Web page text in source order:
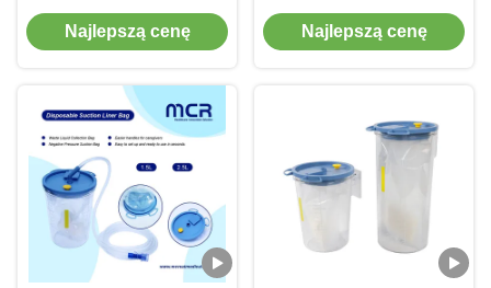
1500cc/2500cc z
utwardzaczem
Najlepszą cenę
zestalającym oraz
wielorazowy pojemnik
Najlepszą cenę